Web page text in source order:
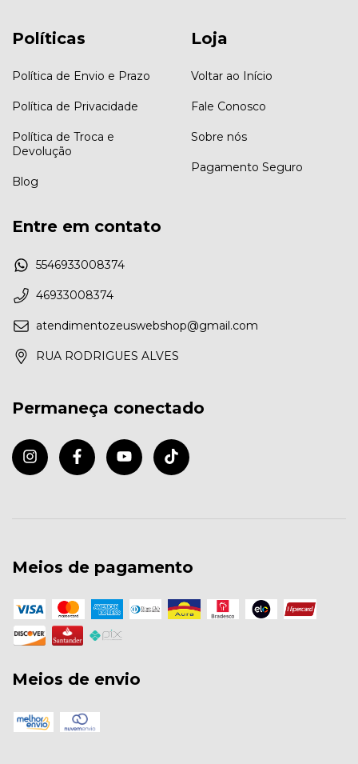
Políticas
Política de Envio e Prazo
Política de Privacidade
Política de Troca e
Devolução
Blog
Loja
Voltar ao Início
Fale Conosco
Sobre nós
Pagamento Seguro
Entre em contato
5546933008374
46933008374
atendimentozeuswebshop@gmail.com
RUA RODRIGUES ALVES
Permaneça conectado
Meios de pagamento
Meios de envio